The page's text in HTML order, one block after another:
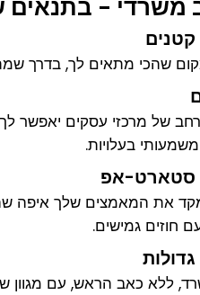
משרדי - בתנאים
שהכי מתאים לך, בדרך
של מרכזי עסקים יאפשר
בעלויות.
סטארט-אפ
חוזים גמישים.